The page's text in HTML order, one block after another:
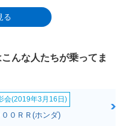
ラスのスーパースポーツとして
ジを受けた2014年には、より
バッテリーやチタン製の燃料
」も追加設定された。2019
どの内部熟成が図られた。
場するとともに、15年以上にわ
る
んな人たちが乗ってま
会(2019年3月16日)
０ＲＲ(ホンダ)